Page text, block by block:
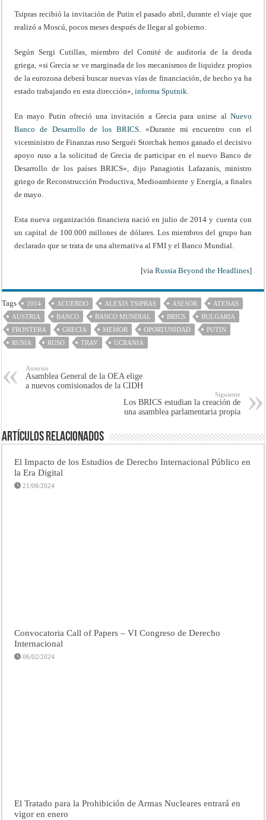
Tsipras recibió la invitación de Putin el pasado abril, durante el viaje que
realizó a Moscú, pocos meses después de llegar al gobierno.
Según Sergi Cutillas, miembro del Comité de auditoría de la deuda
griega, «si Grecia se ve marginada de los mecanismos de liquidez propios
de la eurozona deberá buscar nuevas vías de financiación, de hecho ya ha
estado trabajando en esta dirección»,informa Sputnik.
En mayo Putin ofreció una invitación a Grecia para unirse al Nuevo
Banco de Desarrollo de los BRICS. «Durante mi encuentro con el
viceministro de Finanzas ruso Serguéi Storchak hemos ganado el decisivo
apoyo ruso a la solicitud de Grecia de participar en el nuevo Banco de
Desarrollo de los países BRICS», dijo Panagiotis Lafazanis, ministro
griego de Reconstrucción Productiva, Medioambiente y Energía, a finales
de mayo.
Esta nueva organización financiera nació en julio de 2014 y cuenta con
un capital de 100.000 millones de dólares. Los miembros del grupo han
declarado que se trata de una alternativa al FMI y el Banco Mundial.
[via Russia Beyond the Headlines]
Tags 2014 ACUERDO ALEXIS TSIPRAS ASESOR
ATENAS
AUSTRIA
BANCO BANCO MUNDIAL BRICS
BULGARIA
FRONTERA
GRECIA MEMOR OPORTUNIDAD
PUTIN
RUSIA
RUSO TRAV UCRANIA
Anterior
Asamblea General de la OEA elige
a nuevos comisionados de la CIDH
Siguiente
Los BRICS estudian la creación de
una asamblea parlamentaria propia
Artículos Relacionados
El Impacto de los Estudios de Derecho Internacional Público en
la Era Digital
21/08/2024
Convocatoria Call of Papers – VI Congreso de Derecho
Internacional
06/02/2024
El Tratado para la Prohibición de Armas Nucleares entrará en
vigor en enero